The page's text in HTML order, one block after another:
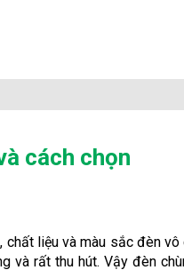
cách chọn
liệu và màu sắc đèn
và rất thu hút. Vậy đèn